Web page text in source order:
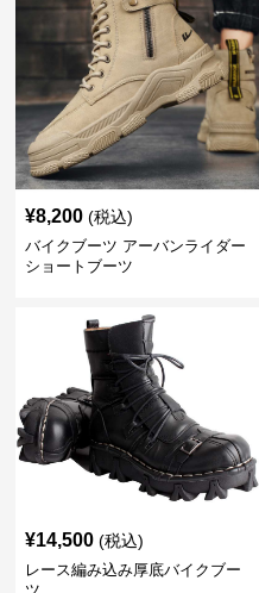
¥8,200 (税込)
バイクブーツ アーバンライダー
ショートブーツ
¥14,500 (税込)
レース編み込み厚底バイクブー